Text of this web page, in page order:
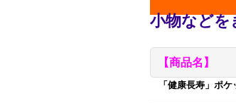
小物などを
【商品名】
「健康長寿」ポ